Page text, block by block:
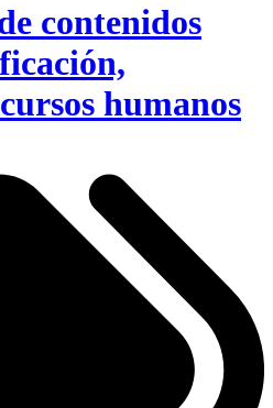
contenidos
humanos